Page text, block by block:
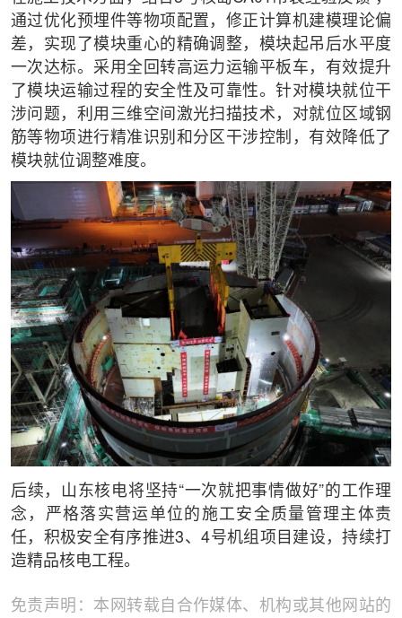
通过优化预埋件等物项配置，修正计算机建模理论偏
差，实现了模块重心的精确调整，模块起吊后水平度
一次达标。采用全回转高运力运输平板车，有效提升
了模块运输过程的安全性及可靠性。针对模块就位干
涉问题，利用三维空间激光扫描技术，对就位区域钢
筋等物项进行精准识别和分区干涉控制，有效降低了
模块就位调整难度。
后续，山东核电将坚持“一次就把事情做好”的工作理
念，严格落实营运单位的施工安全质量管理主体责
任，积极安全有序推进3、4号机组项目建设，持续打
造精品核电工程。
免责声明：本网转载自合作媒体、机构或其他网站的